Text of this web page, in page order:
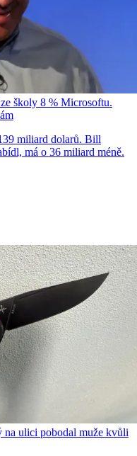
školy 8 % Microsoftu.
miliard dolarů. Bill
má o 36 miliard méně.
na ulici pobodal muže kvůli